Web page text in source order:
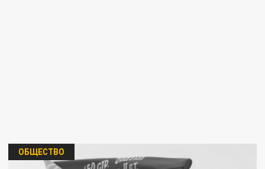
ОБЩЕСТВО